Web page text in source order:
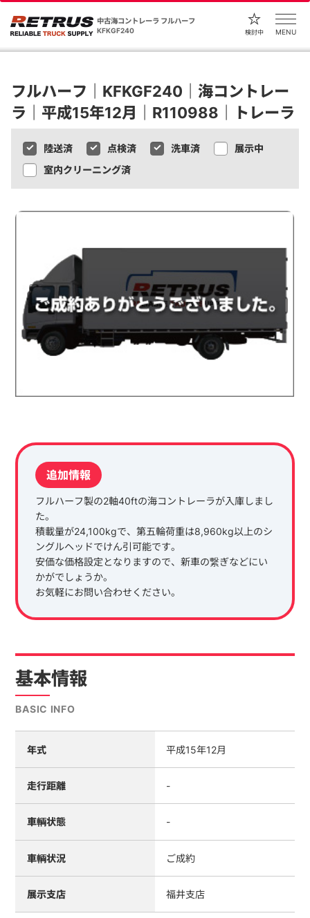
中古海コントレーラ フルハーフ
KFKGF240
検討中 MENU
フルハーフ｜KFKGF240｜海コントレー
ラ｜平成15年12月｜R110988｜トレーラ
陸送済 点検済 洗車済
展示中
室内クリーニング済
追加情報
フルハーフ製の2軸40ftの海コントレーラが入庫しまし
た。
積載量が24,100kgで、第五輪荷重は8,960kg以上のシ
ングルヘッドでけん引可能です。
安価な価格設定となりますので、新車の繋ぎなどにい
かがでしょうか。
お気軽にお問い合わせください。
基本情報
BASIC INFO
年式 平成15年12月
走行距離 -
車輌状態 -
車輌状況 ご成約
展示支店 福井支店